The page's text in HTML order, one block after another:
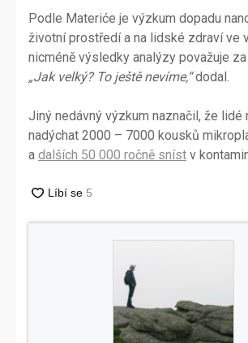
Podle Materiće je výzkum dopadu
životní prostředí a na lidské zdraví ve
nicméně výsledky analýzy považuje
„Jak velký? To ještě nevíme,“dodal.
Jiný nedávný výzkum naznačil, že lidé
nadýchat 2000 – 7000 kousků
a dalších 50 000 ročně sníst v